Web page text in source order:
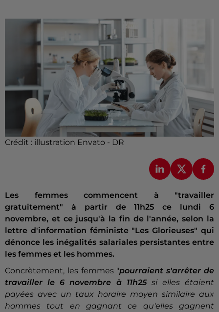
Crédit : illustration Envato - DR
Les femmes commencent à "travailler
gratuitement" à partir de 11h25 ce lundi 6
novembre, et ce jusqu'à la fin de l'année, selon la
lettre d'information féministe "Les Glorieuses" qui
dénonce les inégalités salariales persistantes entre
les femmes et les hommes.
Concrètement, les femmes "pourraient s'arrêter de
travailler le 6 novembre à 11h25si elles étaient
payées avec un taux horaire moyen similaire aux
hommes tout en gagnant ce qu'elles gagnent